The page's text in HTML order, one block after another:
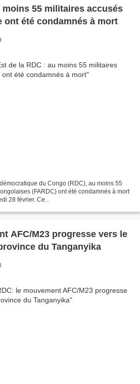
moins 55 militaires accusés
été condamnés à mort
du Congo (RDC), au moins 55
(FARDC) ont été condamnés à mort
28 février. Ce...
AFC/M23 progresse vers le
du Tanganyika